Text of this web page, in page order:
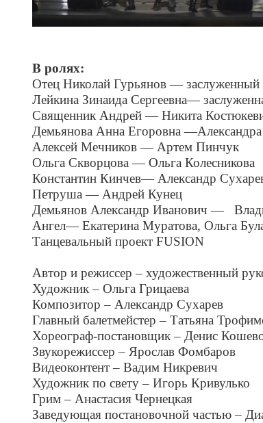
В ролях:
Отец Николай Гурьянов — заслуженный
Лейкина Зинаида Сергеевна—
Священник Андрей — Никита
Демьянова Анна Егоровна
Алексей Мечников — Артем Пинчук
Ольга Скворцова — Ольга Колесникова
Константин Кинчев— Александр
Петруша — Андрей Кунец
Демьянов Александр Иванович —
Ангел— Екатерина Муратова, Ольга
Танцевальный проект FUSION
Автор и режиссер – художественный
Художник – Ольга Грицаева
Композитор – Александр Сухарев
Главный балетмейстер – Татьяна
Хореограф-постановщик – Денис
Звукорежиссер – Ярослав Фомбаров
Видеоконтент – Вадим Никревич
Художник по свету – Игорь Кривулько
Грим – Анастасия Чернецкая
Заведующая постановочной частью –